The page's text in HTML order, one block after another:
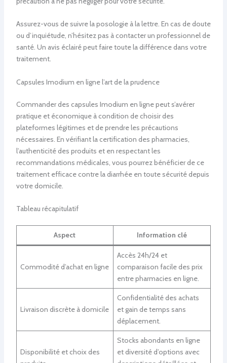
Assurez-vous de suivre la posologie à la lettre. En cas de doute
ou d’inquiétude, n’hésitez pas à contacter un professionnel de
santé. Un avis éclairé peut faire toute la différence dans votre
traitement.
Capsules Imodium en ligne l’art de la prudence
Commander des capsules Imodium en ligne peut s’avérer
pratique et économique à condition de choisir des
plateformes légitimes et de prendre les précautions
nécessaires. En vérifiant la certification des pharmacies,
l’authenticité des produits et en respectant les
recommandations médicales, vous pourrez bénéficier de ce
traitement efficace contre la diarrhée en toute sécurité depuis
votre domicile.
Tableau récapitulatif
Aspect Information clé
Commodité d’achat en ligne
Accès 24h/24 et
comparaison facile des prix
entre pharmacies en ligne.
Livraison discrète à domicile
Confidentialité des achats
et gain de temps sans
déplacement.
Disponibilité et choix des
Stocks abondants en ligne
et diversité d’options avec